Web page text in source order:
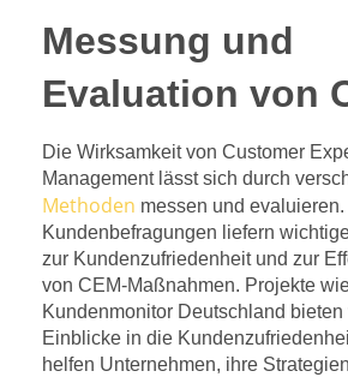
Messung und
Evaluation von
Die Wirksamkeit von Customer
Management lässt sich durch
Methoden messen und evaluieren.
Kundenbefragungen liefern
zur Kundenzufriedenheit und zur
von CEM-Maßnahmen. Projekte
Kundenmonitor Deutschland
Einblicke in die
helfen Unternehmen, ihre